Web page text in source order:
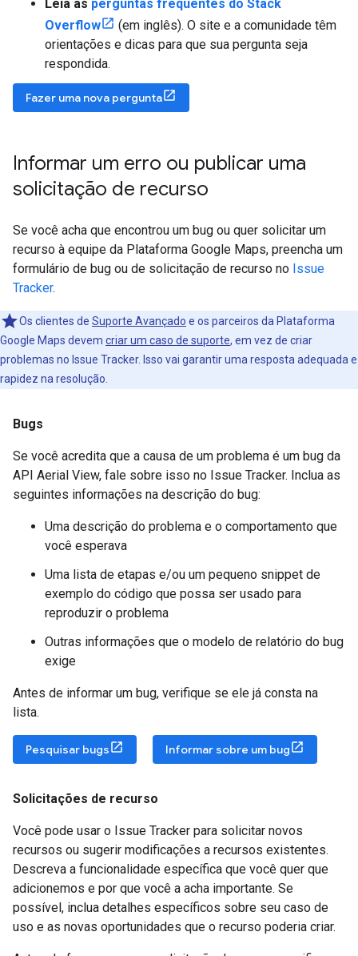
Leia as perguntas frequentes do Stack
Overflow
(em inglês). O site e a comunidade têm
orientações e dicas para que sua pergunta seja
respondida.
Fazer uma nova pergunta
Informar um erro ou publicar uma
solicitação de recurso
Se você acha que encontrou um bug ou quer solicitar um
recurso à equipe da Plataforma Google Maps, preencha um
formulário de bug ou de solicitação de recurso no Issue
Tracker.
Os clientes de Suporte Avançado e os parceiros da Plataforma
Google Maps devem criar um caso de suporte, em vez de criar
problemas no Issue Tracker. Isso vai garantir uma resposta adequada e
rapidez na resolução.
Bugs
Se você acredita que a causa de um problema é um bug da
API Aerial View, fale sobre isso no Issue Tracker. Inclua as
seguintes informações na descrição do bug:
Uma descrição do problema e o comportamento que
você esperava
Uma lista de etapas e/ou um pequeno snippet de
exemplo do código que possa ser usado para
reproduzir o problema
Outras informações que o modelo de relatório do bug
exige
Antes de informar um bug, verifique se ele já consta na
lista.
Pesquisar bugs Informar sobre um bug
Solicitações de recurso
Você pode usar o Issue Tracker para solicitar novos
recursos ou sugerir modificações a recursos existentes.
Descreva a funcionalidade específica que você quer que
adicionemos e por que você a acha importante. Se
possível, inclua detalhes específicos sobre seu caso de
uso e as novas oportunidades que o recurso poderia criar.